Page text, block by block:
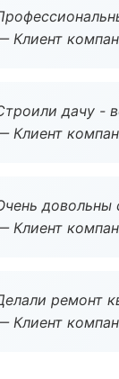
Клиент
дачу -
Клиент
довольны
Клиент
ремонт
Клиент